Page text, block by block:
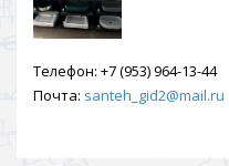
Телефон: +7 (953) 964-13-44
Почта: santeh_gid2@mail.ru